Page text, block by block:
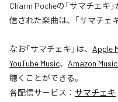
Charm Pocheの「サマチェキ
信された楽曲は、「サマチェ
なお「サマチェキ 」は、 Apple
YouTube Music、 Amazon
聴くことができる。
各配信サービス： サマチェキ